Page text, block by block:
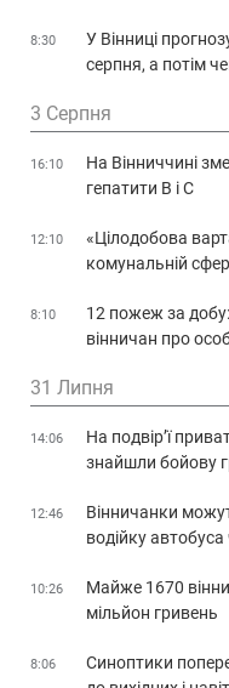
8:30
У Вінниці
серпня, а потім
3 Серпня
16:10
На Вінниччині
гепатити В і С
12:10
«Цілодобова
комунальній
8:10
12 пожеж за
вінничан про
31 Липня
14:06
На подвір’ї
знайшли бойову
12:46
Вінничанки
водійку
10:26
Майже 1670
мільйон гривень
8:06
Синоптики